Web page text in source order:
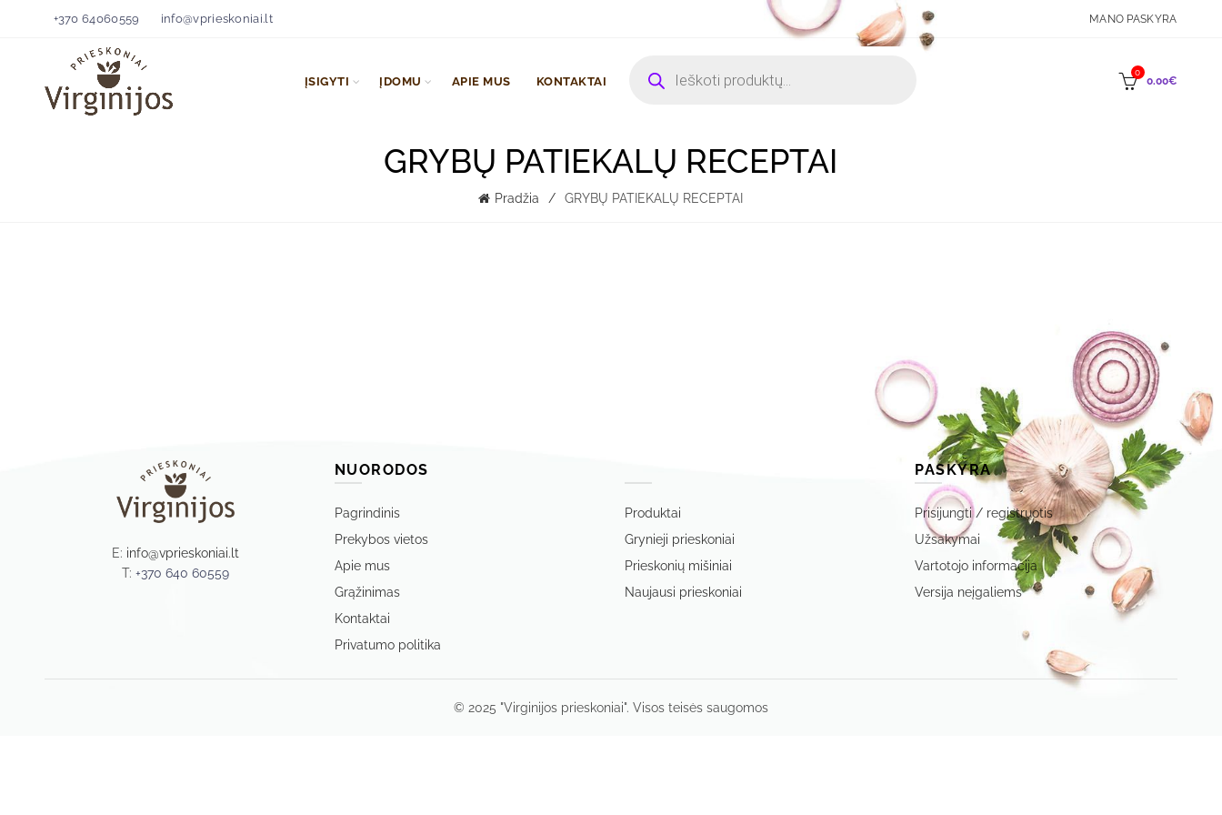
+370 64060559 info@vprieskoniai.lt MANO PASKYRA
ĮSIGYTI ĮDOMU APIE MUS KONTAKTAI
search
0
0.00€
GRYBŲ PATIEKALŲ RECEPTAI
Pradžia GRYBŲ PATIEKALŲ RECEPTAI
E: info@vprieskoniai.lt
T:+370 640 60559
NUORODOS
Pagrindinis
Prekybos vietos
Apie mus
Grąžinimas
Kontaktai
Privatumo politika
Produktai
Grynieji prieskoniai
Prieskonių mišiniai
Naujausi prieskoniai
PASKYRA
Prisijungti / registruotis
Užsakymai
Vartotojo informacija
Versija neįgaliems
© 2025 "Virginijos prieskoniai". Visos teisės saugomos